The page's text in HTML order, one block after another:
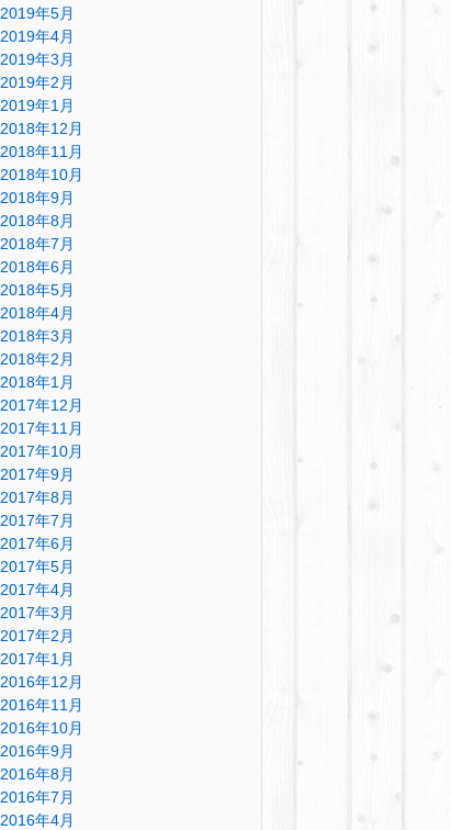
2019年5月
2019年4月
2019年3月
2019年2月
2019年1月
2018年12月
2018年11月
2018年10月
2018年9月
2018年8月
2018年7月
2018年6月
2018年5月
2018年4月
2018年3月
2018年2月
2018年1月
2017年12月
2017年11月
2017年10月
2017年9月
2017年8月
2017年7月
2017年6月
2017年5月
2017年4月
2017年3月
2017年2月
2017年1月
2016年12月
2016年11月
2016年10月
2016年9月
2016年8月
2016年7月
2016年4月